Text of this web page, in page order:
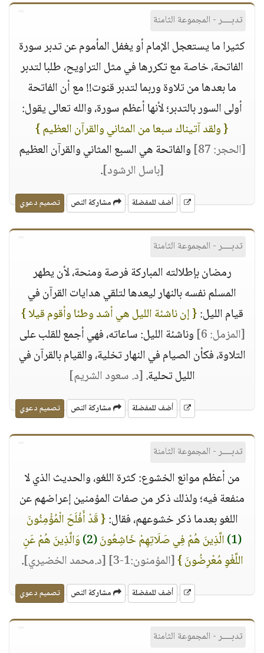
تدبــــر - المجموعة الثامنة
كثيرا ما يستعجل الإمام أو يغفل المأموم عن تدبر سورة
الفاتحة، خاصة مع تكررها في مثل التراويح، طلبا لتدبر
ما بعدها من تلاوة وربما لتدبر قنوت!! مع أن الفاتحة
أولى السور بالتدبر؛ لأنها أعظم سورة، والله تعالى يقول:
{ ولقد آتيناك سبعا من المثاني والقرآن العظيم }
[الحجر: 87]
والفاتحة هي السبع المثاني والقرآن العظيم
[باسل الرشود].
أضف للمفضلة مشاركة النص تصميم دعوي
تدبــــر - المجموعة الثامنة
رمضان بإطلالته المباركة فرصة ومنحة، لأن يطهر
المسلم نفسه بالنهار ليعدها لتلقي هدايات القرآن في
قيام الليل:{ إن ناشئة الليل هي أشد وطئا وأقوم قيلا }
[المزمل: 6]
وناشئة الليل: ساعاته، فهي أجمع للقلب على
التلاوة، فكأن الصيام في النهار تخلية، والقيام بالقرآن في
الليل تحلية.[د. سعود الشريم]
أضف للمفضلة مشاركة النص تصميم دعوي
تدبــــر - المجموعة الثامنة
من أعظم موانع الخشوع: كثرة اللغو، والحديث الذي لا
منفعة فيه؛ ولذلك ذكر من صفات المؤمنين إعراضهم عن
اللغو بعدما ذكر خشوعهم، فقال:{ قَدْ أَفْلَحَ الْمُؤْمِنُونَ
(1)
الَّذِينَ هُمْ فِي صَلَاتِهِمْ خَاشِعُونَ(2)
وَالَّذِينَ هُمْ عَنِ
اللَّغْوِ مُعْرِضُونَ }[المؤمنون:1-3] [د.محمد الخضيري].
أضف للمفضلة مشاركة النص تصميم دعوي
تدبــــر - المجموعة الثامنة